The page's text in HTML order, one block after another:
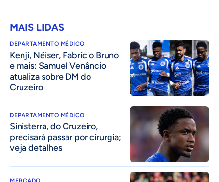
MAIS LIDAS
DEPARTAMENTO MÉDICO
Kenji, Néiser, Fabrício Bruno
e mais: Samuel Venâncio
atualiza sobre DM do
Cruzeiro
DEPARTAMENTO MÉDICO
Sinisterra, do Cruzeiro,
precisará passar por cirurgia;
veja detalhes
MERCADO